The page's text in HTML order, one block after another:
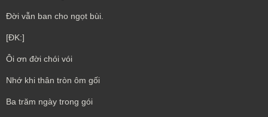
Đời vẫn ban cho ngọt bùi.
[ĐK:]
Ôi ơn đời chói vói
Nhớ khi thân tròn ôm gối
Ba trăm ngày trong gói